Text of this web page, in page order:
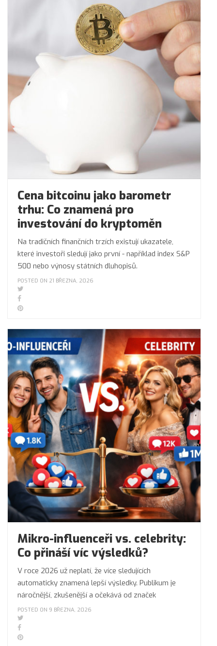
Cena bitcoinu jako barometr
trhu: Co znamená pro
investování do kryptoměn
Na tradičních finančních trzích existují ukazatele,
které investoři sledují jako první - například index S&P
500 nebo výnosy státních dluhopisů.
POSTED ON 21 BŘEZNA, 2026
Mikro-influenceři vs. celebrity:
Co přináší víc výsledků?
V roce 2026 už neplatí, že více sledujících
automaticky znamená lepší výsledky. Publikum je
náročnější, zkušenější a očekává od značek
POSTED ON 9 BŘEZNA, 2026